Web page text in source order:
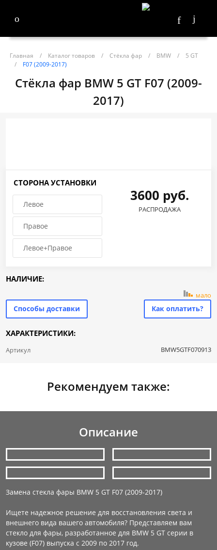
Главная / Каталог товаров / Стёкла фар / BMW /
5 GT
/
F07 (2009-2017)
Стёкла фар BMW 5 GT F07 (2009-
2017)
СТОРОНА УСТАНОВКИ
Левое
Правое
Левое+Правое
3600 руб.
РАСПРОДАЖА
НАЛИЧИЕ:
мало
Способы доставки Как оплатить?
ХАРАКТЕРИСТИКИ:
Артикул BMW5GTF070913
Рекомендуем также:
Описание
Замена стекла фары BMW 5 GT F07 (2009-2017)
Ищете надежное решение для восстановления света и
внешнего вида вашего автомобиля? Представляем вам
стекло для фары, разработанное для BMW 5 GT серии в
кузове (F07) выпуска с 2009 по 2017 год.